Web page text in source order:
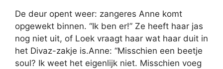
De deur opent weer: zangeres Anne komt
opgewekt binnen. “Ik ben er!” Ze heeft haar jas
nog niet uit, of Loek vraagt haar wat haar duit in
het Divaz-zakje is.Anne: “Misschien een beetje
soul? Ik weet het eigenlijk niet. Misschien voeg